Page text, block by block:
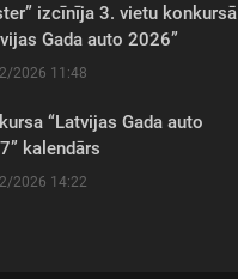
izcīnīja 3. vietu konkursā
Gada auto 2026”
2026 11:48
“Latvijas Gada auto
kalendārs
2026 14:22